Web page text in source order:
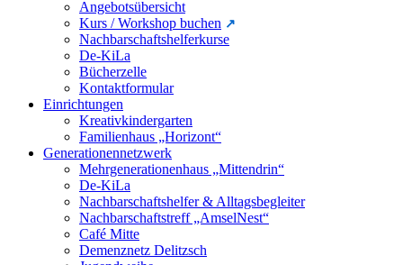
Angebotsübersicht
Kurs / Workshop buchen
Nachbarschaftshelferkurse
De-KiLa
Bücherzelle
Kontaktformular
Einrichtungen
Kreativkindergarten
Familienhaus „Horizont“
Generationennetzwerk
Mehrgenerationenhaus „Mittendrin“
De-KiLa
Nachbarschaftshelfer & Alltagsbegleiter
Nachbarschaftstreff „AmselNest“
Café Mitte
Demenznetz Delitzsch